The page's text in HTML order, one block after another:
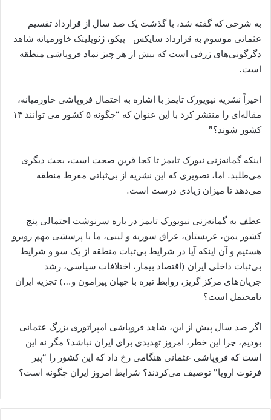
به شرحی که گفته شد، با گذشت یک صد سال از قرارداد تقسیم
عثمانی موسوم به قرارداد سایکس- پیکو، ژئوپلیتک خاورمیانه شاهد
دگرگونی‌های ژرفی است که بیش از هر چیز نماد فروپاشی منطقه
است.
اخیراً نشریه نیویورک تایمز با اشاره به احتمال فروپاشی خاورمیانه،
مقاله‌ای را منتشر کرد با این عنوان که “چگونه ۵ کشور می توانند ۱۴
کشور شوند؟”
اینکه گمانه‌زنی نیورک تایمز تا کجا قرین صحت است، بحث دیگری
می‌طلبد. اما، تصویری که این نشریه از بی‌ثباتی مفرط منطقه
می‌دهد تا میزان زیادی درست است.
عطف به گمانه‌زنی نیویورک تایمز در باره سرنوشت احتمالی پنج
کشور یمن، عربستان، عراق سوریه و لیبی، ما با پرسشی مهم روبرو
هستیم و آن اینکه آیا در شرایط بی‌ثبات منطقه از یک سو و شرایط
بی‌ثبات داخلی ایران (اقتصاد بیمار، اختلافات سیاسی، رشد
جریان‌های مرکز گریز، روابط تیره با جهان پیرامون و…) تجزیه ایران
نامحتمل است؟
اگر صد سال پیش از این، شاهد فروپاشی امپراتوری بزرگ عثمانی
بودیم، چرا این خطر، امروز تهدیدی برای ایران نباشد؟ مگر نه این
است که فروپاشی عثمانی هنگامی رخ داد که این کشور را “پیر
فرتوت اروپا” توصیف می‌کردند؟ شرایط امروز ایران چگونه است؟